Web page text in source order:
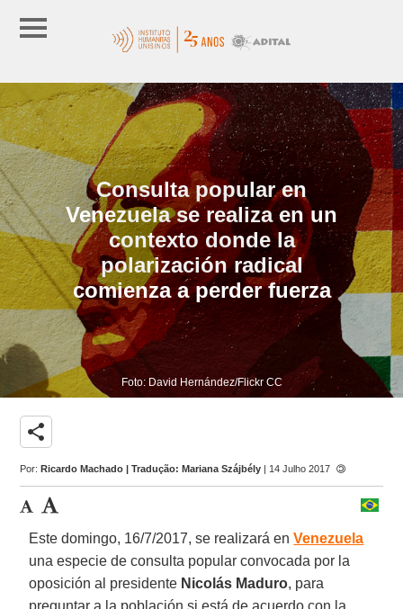
Consulta popular en
Venezuela se realiza en un
contexto donde la
polarización radical
comienza a perder fuerza
Foto: David Hernández/Flickr CC
share
Por:Ricardo Machado | Tradução: Mariana Szájbély | 14 Julho 2017
Este domingo, 16/7/2017, se realizará enVenezuela
una especie de consulta popular convocada por la
oposición al presidente Nicolás Maduro, para
preguntar a la población si está de acuerdo con la